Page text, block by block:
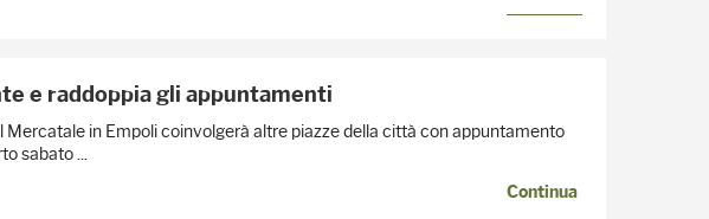
e raddoppia gli appuntamenti
in Empoli coinvolgerà altre piazze della città con appuntamento
sabato ...
Continua